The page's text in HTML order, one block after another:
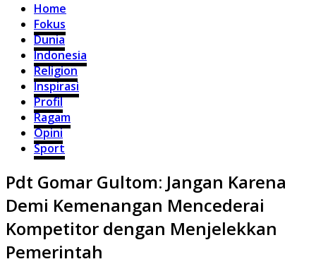
Home
Fokus
Dunia
Indonesia
Religion
Inspirasi
Profil
Ragam
Opini
Sport
Pdt Gomar Gultom: Jangan Karena
Demi Kemenangan Mencederai
Kompetitor dengan Menjelekkan
Pemerintah